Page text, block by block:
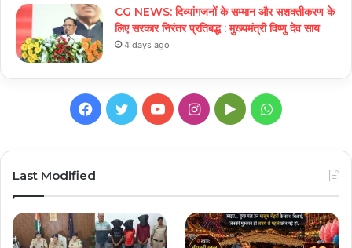
CG NEWS: दिव्यांगजनों के सम्मान और सशक्तीकरण के
लिए सरकार निरंतर प्रतिबद्ध : मुख्यमंत्री विष्णु देव साय
4 days ago
Facebook
TwitterYouTubeInstagram
GoogleWhatsApp
Last Modified